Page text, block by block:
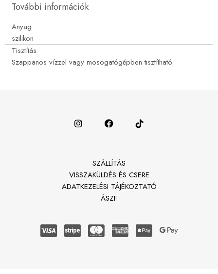
További információk
Anyag
szilikon
Tisztítás
Szappanos vízzel vagy mosogatógépben tisztítható.
SZÁLLÍTÁS
VISSZAKÜLDÉS ÉS CSERE
ADATKEZELÉSI TÁJÉKOZTATÓ
ÁSZF